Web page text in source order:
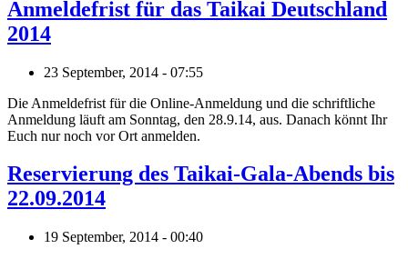
Anmeldefrist für das Taikai Deutschland
2014
23 September, 2014 - 07:55
Die Anmeldefrist für die Online-Anmeldung und die schriftliche
Anmeldung läuft am Sonntag, den 28.9.14, aus. Danach könnt Ihr
Euch nur noch vor Ort anmelden.
Reservierung des Taikai-Gala-Abends bis
22.09.2014
19 September, 2014 - 00:40